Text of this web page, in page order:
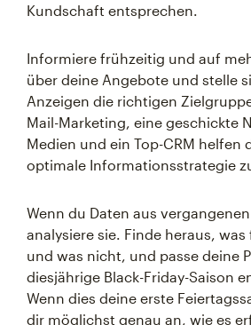
Kundschaft entsprechen.
Informiere frühzeitig und auf
über deine Angebote und stelle
Anzeigen die richtigen
Mail-Marketing, eine geschickte
Medien und ein Top-CRM helfen
optimale Informationsstrategie
Wenn du Daten aus
analysiere sie. Finde heraus,
und was nicht, und passe deine
diesjährige Black-Friday-Saison
Wenn dies deine erste
dir möglichst genau an, wie es